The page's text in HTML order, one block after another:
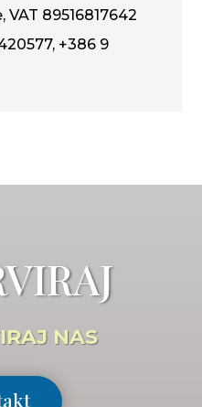
VAT 89516817642
+386 9
NAS